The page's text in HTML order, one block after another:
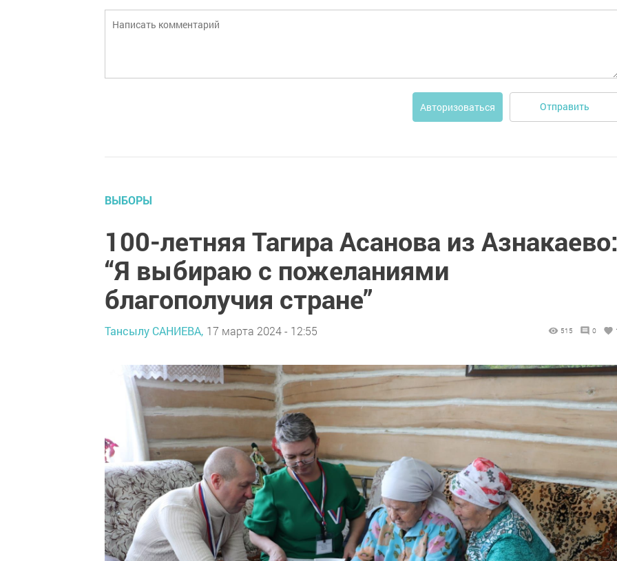
Авторизоваться Отправить
ВЫБОРЫ
100-летняя Тагира Асанова из
“Я выбираю с пожеланиями
благополучия стране”
Тансылу САНИЕВА, 17 марта 2024 - 12:55 515 0